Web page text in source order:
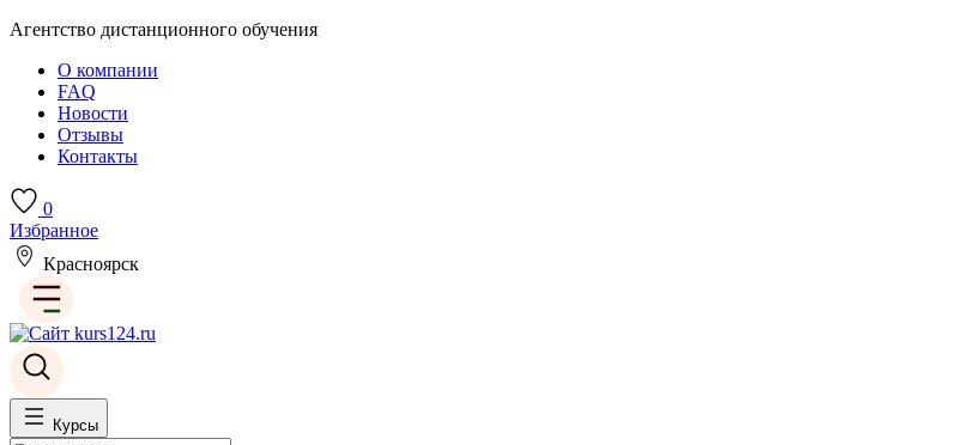
Агентство дистанционного обучения
О компании
FAQ
Новости
Отзывы
Контакты
0
Избранное
Красноярск
Курсы